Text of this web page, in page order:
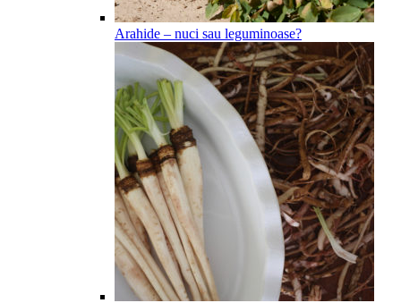
Arahide – nuci sau leguminoase?